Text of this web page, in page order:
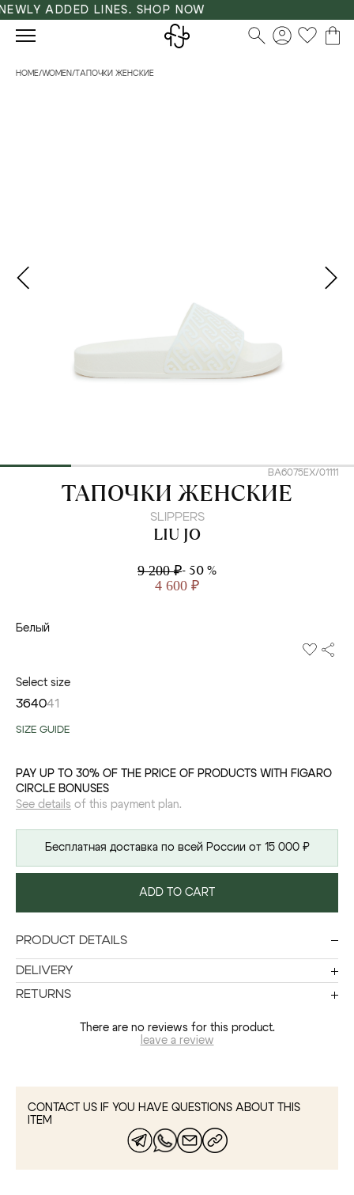
ADDED LINES. SHOP NOW
HOME/WOMEN/ ТАПОЧКИ ЖЕНСКИЕ
BA6075EX/01111
LIU JO
ТАПОЧКИ ЖЕНСКИЕ
SLIPPERS
LIU JO
9 200 ₽- 50 %
4 600 ₽
Белый
Select size
364041
SIZE GUIDE
PAY UP TO 30% OF THE PRICE OF PRODUCTS WITH FIGARO
CIRCLE BONUSES
See details of this payment plan.
Бесплатная доставка по всей России от 15 000 ₽
ADD TO CART
PRODUCT DETAILS
DELIVERY
RETURNS
There are no reviews for this product.
leave a review
CONTACT US IF YOU HAVE QUESTIONS ABOUT THIS
ITEM